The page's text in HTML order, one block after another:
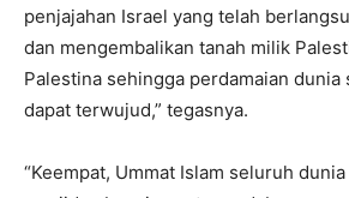
penjajahan Israel yang telah
dan mengembalikan tanah milik
Palestina sehingga perdamaian dunia
dapat terwujud,” tegasnya.
“Keempat, Ummat Islam seluruh